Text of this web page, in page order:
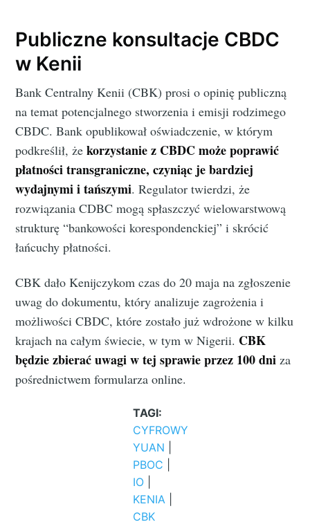
Publiczne konsultacje CBDC
w Kenii
Bank Centralny Kenii (CBK) prosi o opinię publiczną
na temat potencjalnego stworzenia i emisji rodzimego
CBDC. Bank opublikował oświadczenie, w którym
podkreślił, żekorzystanie z CBDC może poprawić
płatności transgraniczne, czyniąc je bardziej
wydajnymi i tańszymi. Regulator twierdzi, że
rozwiązania CDBC mogą spłaszczyć wielowarstwową
strukturę “bankowości korespondenckiej” i skrócić
łańcuchy płatności.
CBK dało Kenijczykom czas do 20 maja na zgłoszenie
uwag do dokumentu, który analizuje zagrożenia i
możliwości CBDC, które zostało już wdrożone w kilku
krajach na całym świecie, w tym w Nigerii. CBK
będzie zbierać uwagi w tej sprawie przez 100 dni za
pośrednictwem formularza online.
TAGI:
CYFROWY
YUAN
PBOC
IO
KENIA
CBK